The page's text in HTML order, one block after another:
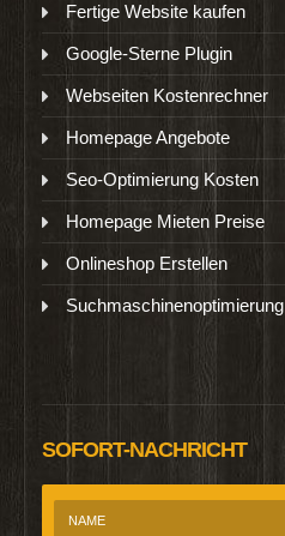
Fertige Website kaufen
Google-Sterne Plugin
Webseiten Kostenrechner
Homepage Angebote
Seo-Optimierung Kosten
Homepage Mieten Preise
Onlineshop Erstellen
Suchmaschinenoptimierung
SOFORT-NACHRICHT